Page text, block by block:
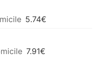
5.74€
7.91€